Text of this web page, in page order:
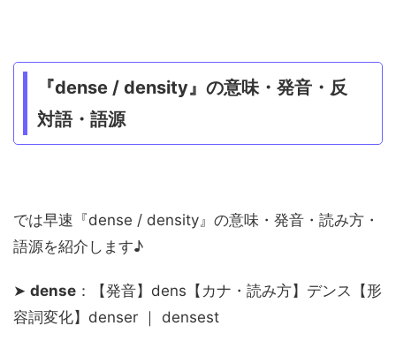
『dense / density』の意味・発音・反
対語・語源
では早速『dense / density』の意味・発音・読み方・
語源を紹介します♪
➤ dense ：【発音】dens【カナ・読み方】デンス【形
容詞変化】denser ｜ densest